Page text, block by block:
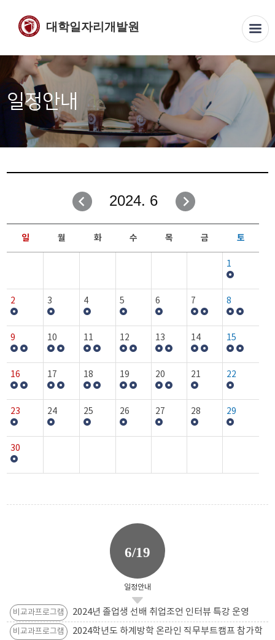
대학일자리개발원
일정안내
2024. 6
일 월 화 수 목 금 토
1
2 3 4 5 6 7 8
9 10 11 12 13 14 15
16 17 18 19 20 21 22
23 24 25 26 27 28 29
30
6/19
일정안내
비교과프로그램 2024년 졸업생 선배 취업조언 인터뷰 특강 운영
비교과프로그램
2024학년도 하계방학 온라인 직무부트캠프 참가학